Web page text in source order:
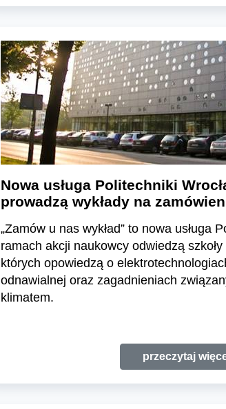
Nowa usługa Politechniki
prowadzą wykłady na
„Zamów u nas wykład” to nowa usługa
ramach akcji naukowcy odwiedzą
których opowiedzą o
odnawialnej oraz zagadnieniach
klimatem.
przeczytaj